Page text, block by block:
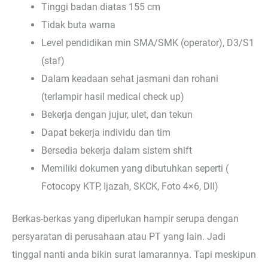
Tinggi badan diatas 155 cm
Tidak buta warna
Level pendidikan min SMA/SMK (operator), D3/S1
(staf)
Dalam keadaan sehat jasmani dan rohani
(terlampir hasil medical check up)
Bekerja dengan jujur, ulet, dan tekun
Dapat bekerja individu dan tim
Bersedia bekerja dalam sistem shift
Memiliki dokumen yang dibutuhkan seperti (
Fotocopy KTP, Ijazah, SKCK, Foto 4×6, Dll)
Berkas-berkas yang diperlukan hampir serupa dengan
persyaratan di perusahaan atau PT yang lain. Jadi
tinggal nanti anda bikin surat lamarannya. Tapi meskipun